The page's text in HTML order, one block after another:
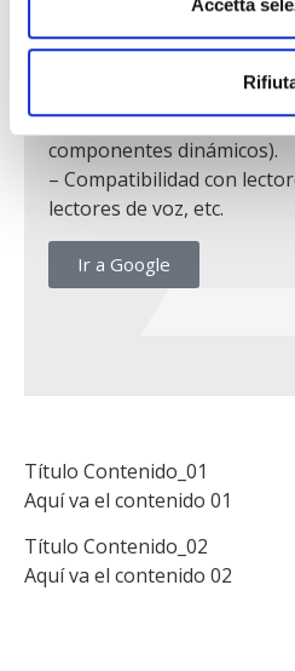
Accetta
tecnologías de asistencia.
– RolesARIA* utilizados
componentes dinámicos).
– Compatibilidad con
lectores de voz, etc.
Ir a Google
Título Contenido_01
Aquí va el contenido 01
Título Contenido_02
Aquí va el contenido 02